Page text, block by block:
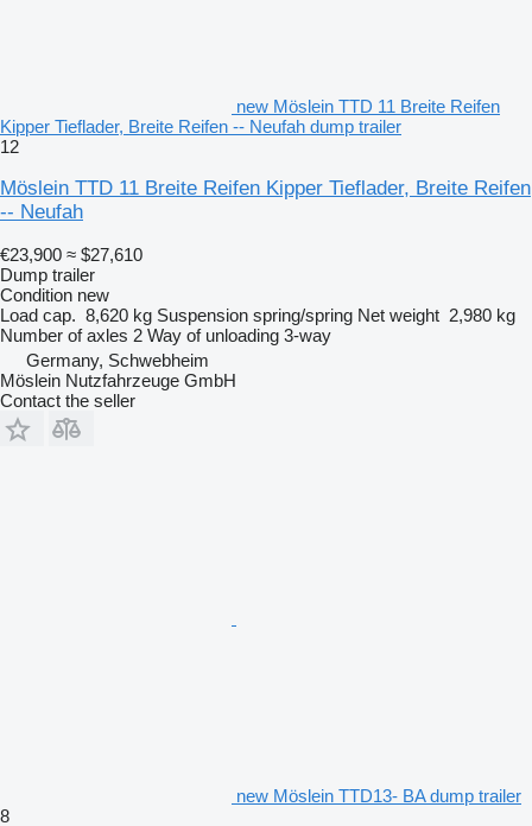
new Möslein TTD 11 Breite Reifen
Kipper Tieflader, Breite Reifen -- Neufah dump trailer
12
Möslein TTD 11 Breite Reifen Kipper Tieflader, Breite Reifen
-- Neufah
€23,900 ≈ $27,610
Dump trailer
Condition new
Load cap. 8,620 kg Suspension spring/spring Net weight 2,980 kg
Number of axles 2 Way of unloading 3-way
Germany, Schwebheim
Möslein Nutzfahrzeuge GmbH
Contact the seller
new Möslein TTD13- BA dump trailer
8